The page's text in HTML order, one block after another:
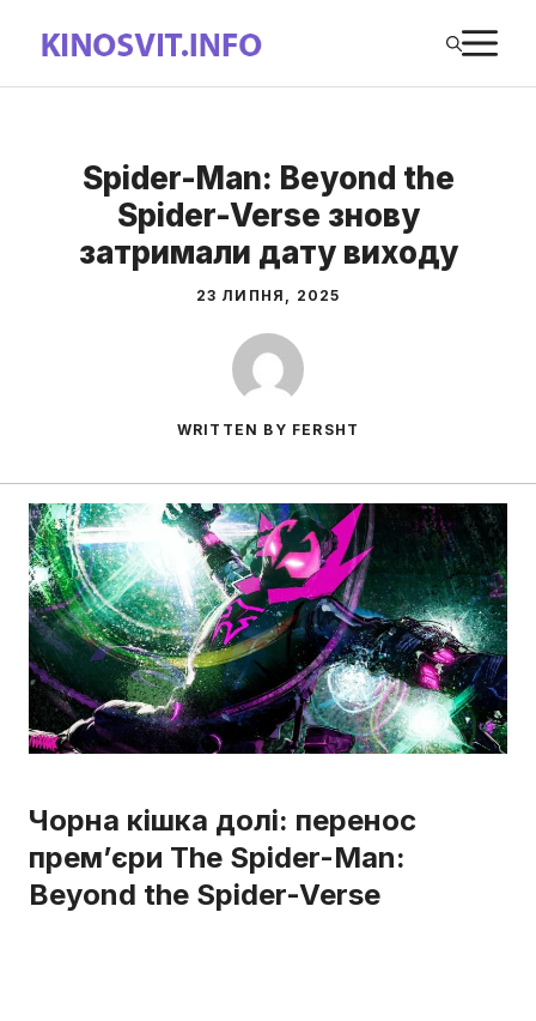
вмісту
Spider-Man: Beyond the
Spider-Verse знову
затримали дату виходу
23 ЛИПНЯ, 2025
WRITTEN BY FERSHT
Чорна кішка долі: перенос
прем’єри The Spider-Man:
Beyond the Spider-Verse